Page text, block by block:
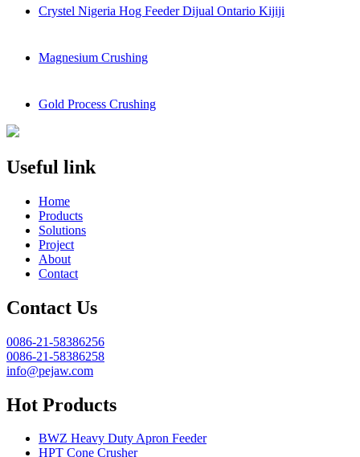
Crystel Nigeria Hog Feeder Dijual Ontario Kijiji
Magnesium Crushing
Gold Process Crushing
Useful link
Home
Products
Solutions
Project
About
Contact
Contact Us
0086-21-58386256
0086-21-58386258
info@pejaw.com
Hot Products
BWZ Heavy Duty Apron Feeder
HPT Cone Crusher